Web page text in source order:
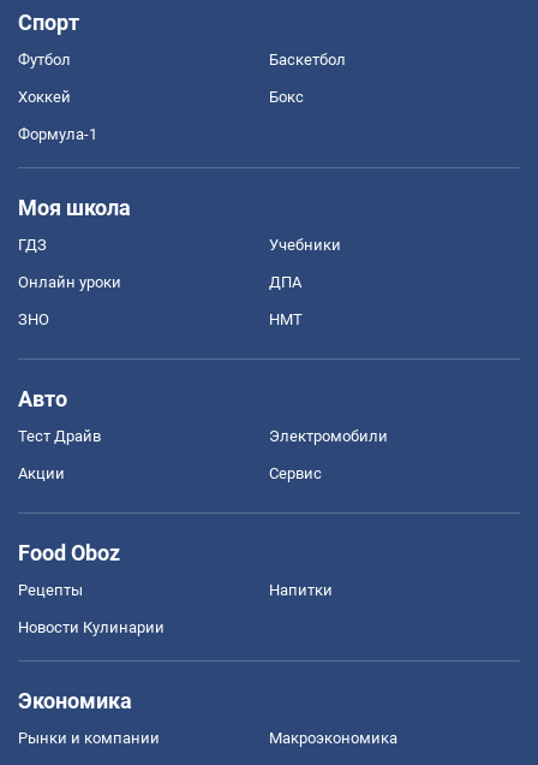
Спорт
Футбол Баскетбол
Хоккей Бокс
Формула-1
Моя школа
ГДЗ Учебники
Онлайн уроки ДПА
ЗНО НМТ
Авто
Тест Драйв Электромобили
Акции Сервис
Food Oboz
Рецепты Напитки
Новости Кулинарии
Экономика
Рынки и компании Mакроэкономика